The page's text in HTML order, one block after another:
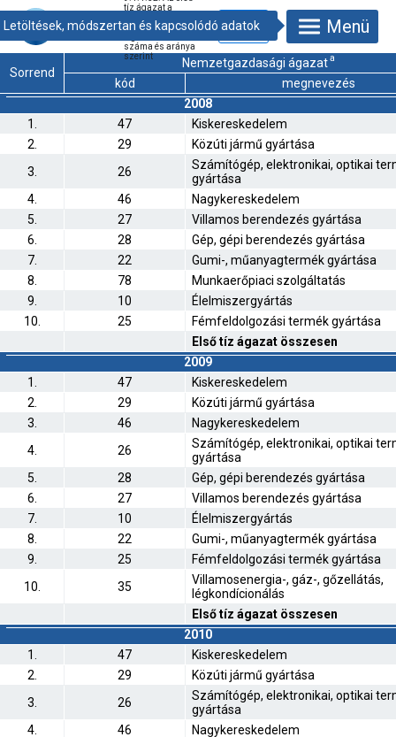
tíz ágazat a
leányvállalatoknál
száma és aránya
szerint
Menü
Sorrend
Nemzetgazdasági ágazata
kód
megnevezés
2008
1.
47
Kiskereskedelem
2.
29
Közúti jármű gyártása
3.
26
Számítógép, elektronikai, optikai
gyártása
4.
46
Nagykereskedelem
5.
27
Villamos berendezés gyártása
6.
28
Gép, gépi berendezés gyártása
7.
22
Gumi-, műanyagtermék gyártása
8.
78
Munkaerőpiaci szolgáltatás
9.
10
Élelmiszergyártás
10.
25
Fémfeldolgozási termék gyártása
Első tíz ágazat összesen
2009
1.
47
Kiskereskedelem
2.
29
Közúti jármű gyártása
3.
46
Nagykereskedelem
4.
26
Számítógép, elektronikai, optikai
gyártása
5.
28
Gép, gépi berendezés gyártása
6.
27
Villamos berendezés gyártása
7.
10
Élelmiszergyártás
8.
22
Gumi-, műanyagtermék gyártása
9.
25
Fémfeldolgozási termék gyártása
10.
35
Villamosenergia-, gáz-, gőzellátás,
légkondícionálás
Első tíz ágazat összesen
2010
1.
47
Kiskereskedelem
2.
29
Közúti jármű gyártása
3.
26
Számítógép, elektronikai, optikai
gyártása
4.
46
Nagykereskedelem